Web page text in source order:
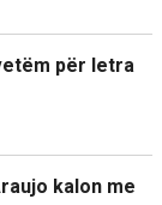
për letra
kalon me